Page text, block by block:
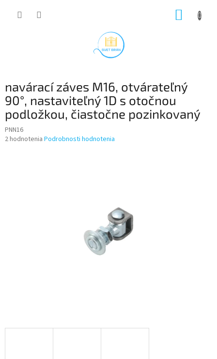
navárací záves M16, otvárateľný
90°, nastaviteľný 1D s otočnou
podložkou, čiastočne pozinkovaný
PNN16
Priemerné
2 hodnotenia Podrobnosti hodnotenia